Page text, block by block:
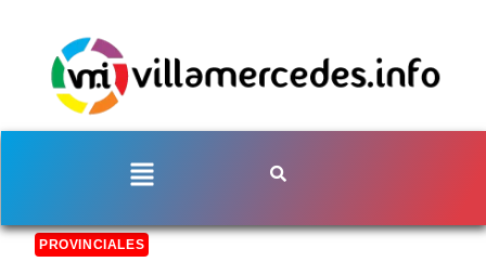
PROVINCIALES